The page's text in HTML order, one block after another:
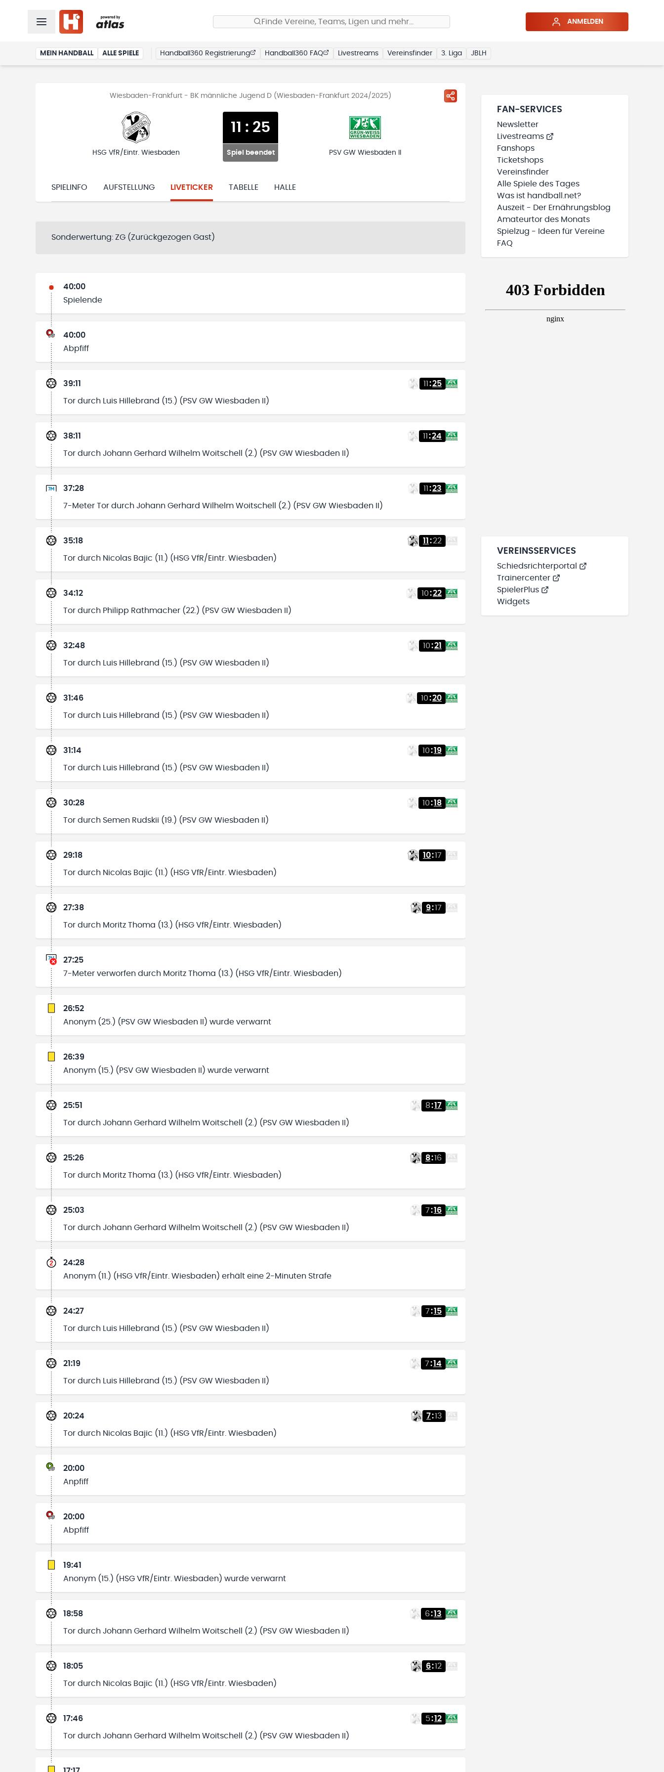
Finde Vereine, Teams, Ligen und mehr… ANMELDEN
MEIN HANDBALL ALLE SPIELE Handball360 Registrierung Handball360 FAQ Livestreams Vereinsfinder 3. Liga JBLH
Wiesbaden-Frankfurt - BK männliche Jugend D (Wiesbaden-Frankfurt 2024/2025)
HSG VfR/Eintr. Wiesbaden
11 : 25
Spiel beendet PSV GW Wiesbaden II
SPIELINFO AUFSTELLUNG LIVETICKER TABELLE HALLE
Sonderwertung: ZG (Zurückgezogen Gast)
40:00
Spielende
40:00
Abpfiff
39:11 11 :25
Tor durch Luis Hillebrand (15.) (PSV GW Wiesbaden II)
38:11 11 :24
Tor durch Johann Gerhard Wilhelm Woitschell (2.) (PSV GW Wiesbaden II)
37:28 11 :23
7-Meter Tor durch Johann Gerhard Wilhelm Woitschell (2.) (PSV GW Wiesbaden II)
35:18 11 :22
Tor durch Nicolas Bajic (11.) (HSG VfR/Eintr. Wiesbaden)
34:12 10:22
Tor durch Philipp Rathmacher (22.) (PSV GW Wiesbaden II)
32:48 10:21
Tor durch Luis Hillebrand (15.) (PSV GW Wiesbaden II)
31:46 10:20
Tor durch Luis Hillebrand (15.) (PSV GW Wiesbaden II)
31:14 10:19
Tor durch Luis Hillebrand (15.) (PSV GW Wiesbaden II)
30:28 10:18
Tor durch Semen Rudskii (19.) (PSV GW Wiesbaden II)
29:18 10:17
Tor durch Nicolas Bajic (11.) (HSG VfR/Eintr. Wiesbaden)
27:38 9:17
Tor durch Moritz Thoma (13.) (HSG VfR/Eintr. Wiesbaden)
27:25
7-Meter verworfen durch Moritz Thoma (13.) (HSG VfR/Eintr. Wiesbaden)
26:52
Anonym (25.) (PSV GW Wiesbaden II) wurde verwarnt
26:39
Anonym (15.) (PSV GW Wiesbaden II) wurde verwarnt
25:51 8:17
Tor durch Johann Gerhard Wilhelm Woitschell (2.) (PSV GW Wiesbaden II)
25:26 8:16
Tor durch Moritz Thoma (13.) (HSG VfR/Eintr. Wiesbaden)
25:03 7:16
Tor durch Johann Gerhard Wilhelm Woitschell (2.) (PSV GW Wiesbaden II)
24:28
Anonym (11.) (HSG VfR/Eintr. Wiesbaden) erhält eine 2-Minuten Strafe
24:27 7:15
Tor durch Luis Hillebrand (15.) (PSV GW Wiesbaden II)
21:19 7:14
Tor durch Luis Hillebrand (15.) (PSV GW Wiesbaden II)
20:24 7:13
Tor durch Nicolas Bajic (11.) (HSG VfR/Eintr. Wiesbaden)
20:00
Anpfiff
20:00
Abpfiff
19:41
Anonym (15.) (HSG VfR/Eintr. Wiesbaden) wurde verwarnt
18:58 6:13
Tor durch Johann Gerhard Wilhelm Woitschell (2.) (PSV GW Wiesbaden II)
18:05 6:12
Tor durch Nicolas Bajic (11.) (HSG VfR/Eintr. Wiesbaden)
17:46 5:12
Tor durch Johann Gerhard Wilhelm Woitschell (2.) (PSV GW Wiesbaden II)
FAN-SERVICES
Newsletter
Livestreams
Fanshops
Ticketshops
Vereinsfinder
Alle Spiele des Tages
Was ist handball.net?
Auszeit - Der Ernährungsblog
Amateurtor des Monats
Spielzug - Ideen für Vereine
FAQ
VEREINSSERVICES
Schiedsrichterportal
Trainercenter
SpielerPlus
Widgets